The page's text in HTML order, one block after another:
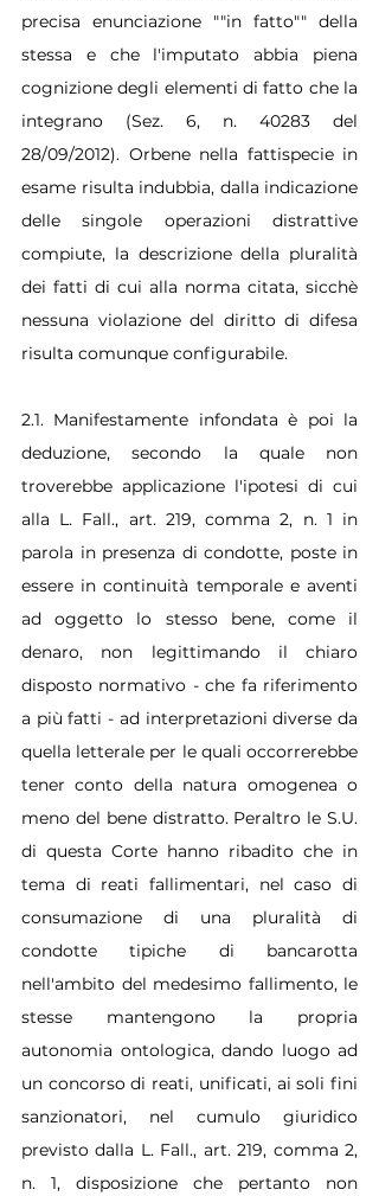
precisa enunciazione ""in fatto"" della
stessa e che l'imputato abbia piena
cognizione degli elementi di fatto che la
integrano (Sez. 6, n. 40283 del
28/09/2012). Orbene nella fattispecie in
esame risulta indubbia, dalla indicazione
delle singole operazioni distrattive
compiute, la descrizione della pluralità
dei fatti di cui alla norma citata, sicchè
nessuna violazione del diritto di difesa
risulta comunque configurabile.
2.1. Manifestamente infondata è poi la
deduzione, secondo la quale non
troverebbe applicazione l'ipotesi di cui
alla L. Fall., art. 219, comma 2, n. 1 in
parola in presenza di condotte, poste in
essere in continuità temporale e aventi
ad oggetto lo stesso bene, come il
denaro, non legittimando il chiaro
disposto normativo - che fa riferimento
a più fatti - ad interpretazioni diverse da
quella letterale per le quali occorrerebbe
tener conto della natura omogenea o
meno del bene distratto. Peraltro le S.U.
di questa Corte hanno ribadito che in
tema di reati fallimentari, nel caso di
consumazione di una pluralità di
condotte tipiche di bancarotta
nell'ambito del medesimo fallimento, le
stesse mantengono la propria
autonomia ontologica, dando luogo ad
un concorso di reati, unificati, ai soli fini
sanzionatori, nel cumulo giuridico
previsto dalla L. Fall., art. 219, comma 2,
n. 1, disposizione che pertanto non